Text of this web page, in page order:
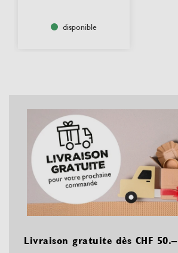
disponible
Livraison gratuite dès CHF 50.–